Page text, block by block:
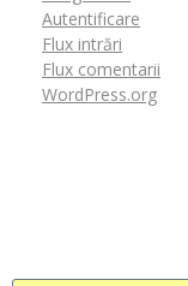
Autentificare
Flux intrări
Flux comentarii
WordPress.org